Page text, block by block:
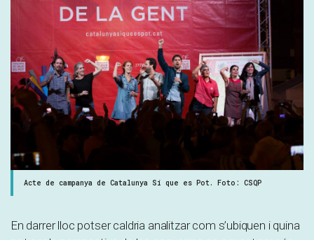
Acte de campanya de Catalunya Sí que es Pot. Foto: CSQP
En darrer lloc potser caldria analitzar com s’ubiquen i quina